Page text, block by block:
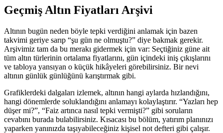
Geçmiş Altın Fiyatları Arşivi
Altının bugün neden böyle tepki verdiğini anlamak için bazen
takvimi geriye sarıp “şu gün ne olmuştu?” diye bakmak gerekir.
Arşivimiz tam da bu merakı gidermek için var: Seçtiğiniz güne ait
tüm altın türlerinin ortalama fiyatlarını, gün içindeki iniş çıkışlarını
ve tabloya yansıyan o küçük hikâyeleri görebilirsiniz. Bir nevi
altının günlük günlüğünü karıştırmak gibi.
Grafiklerdeki dalgaları izlemek, altının hangi aylarda hızlandığını,
hangi dönemlerde soluklandığını anlamayı kolaylaştırır. “Yazları hep
düşer mi?”, “Faiz artınca nasıl tepki vermişti?” gibi soruların
cevabını burada bulabilirsiniz. Kısacası bu bölüm, yatırım planınızı
yaparken yanınızda taşıyabileceğiniz kişisel not defteri gibi çalışır.